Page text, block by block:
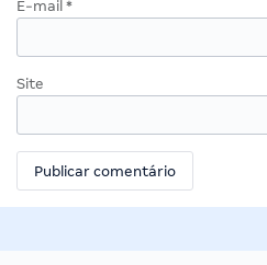
E-mail *
Site